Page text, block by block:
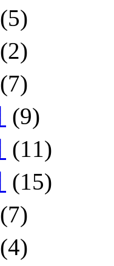
(5)
(2)
(7)
(9)
(11)
(15)
(7)
(4)